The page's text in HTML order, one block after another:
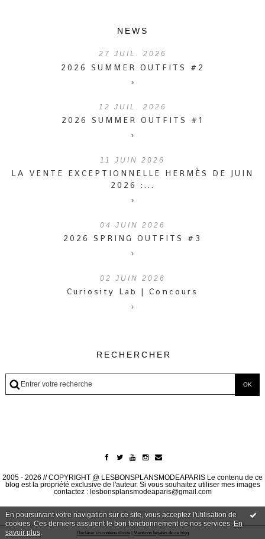
En poursuivant votre navigation sur ce site, vous acceptez l'utilisation de
cookies. Ces derniers assurent le bon fonctionnement de nos services.En
savoir plus.
NEWS
27 JUIL. 2026
2026 SUMMER OUTFITS #2
›
12 JUIL. 2026
2026 SUMMER OUTFITS #1
›
11 JUIN 2026
LA VENTE EXCEPTIONNELLE HERMÈS DE JUIN
2026 :...
›
04 JUIN 2026
2026 SPRING OUTFITS #3
›
02 JUIN 2026
Curiosity Lab | Concours
›
RECHERCHER
2005 - 2026 // COPYRIGHT @ LESBONSPLANSMODEAPARIS Le contenu de ce
blog est la propriété exclusive de l'auteur. Si vous souhaitez utiliser mes images
contactez : lesbonsplansmodeaparis@gmail.com
Déclarer un contenu illicite| Mentions légales de ce blog